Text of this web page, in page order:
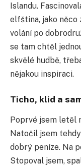
Islandu.
elfština, jako něco
volání po
se tam chtěl
skvělé hudbě,
nějakou inspiraci.
Ticho, klid a
Poprvé jsem letěl
Natočil jsem
dobrý peníze. Na
Stopoval jsem,